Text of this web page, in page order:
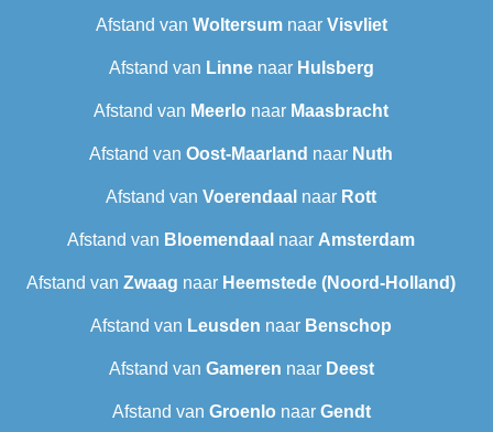
Afstand van Woltersumnaar Visvliet
Afstand van Linnenaar Hulsberg
Afstand van Meerlo naar Maasbracht
Afstand van Oost-Maarland naar Nuth
Afstand van Voerendaal naar Rott
Afstand van Bloemendaal naar Amsterdam
Afstand van Zwaag naar Heemstede (Noord-Holland)
Afstand van Leusden naar Benschop
Afstand van Gameren naar Deest
Afstand van Groenlo naar Gendt